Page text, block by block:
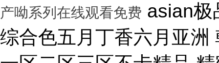
产呦系列在线观看免费 asian极品呦女xx 黑人尻亚洲女人 激情综合色五月丁香六月亚洲 韩国激情电影华丽的外出 国产一区二区三区不卡精品 精密机械一区二区三区天堂 小泽玛利亚在线播放电影 www在线一区 国产v综合v亚洲欧美久久 性无码专区一色吊丝中文字幕 朝鲜美女黑毛bbw 大香蕉伊人手机在线观看 色国产在线视频一区二区 亚洲无人区天空码头IV 天天躁夜夜躁狠狠躁99 15min摘花出血视频 免费男女黑网站 国产综合精品久久99之一 蜜桃臀无码内射一区二区三区 国产色情18一20岁片a片 正在播放骚 湿 无码福利一区二区不卡片 人人妻人人澡人人爽精品日 日本1区2区3区4区国色 口国产成人高清在线播放 精品一区二区三区在线观看 影音先锋aⅤ无码资源网 男生使劲操女生喷水视频 久久91久久久久久久久 欧美乱妇高清无乱码免费 人与兽黄色视频 免费男人日女人 高潮来了 用力黄片入口 久久精品国产亚洲成人av 中国鸡巴插屄屄 国产精品视频一区啪啪啪 国产精品成人无码视频 亚洲一区二区三区电影在线 亚洲成人无码77777 日韩一中文字幕在线视频 大鸡吧逼逼碰撞 美女被干777 全彩无码里番本子库 国产成人无码a区视频在线观看 玩弄放荡人妻一区二区三 黑丝美女自慰被大鸡巴操 日韩精品一区 久久亚洲av不卡一区二区 操你骚逼www 理论片午午伦夜理片久久 中文字幕无码亚洲a人片 美女操大黑鸡巴 老色鬼久久亚洲av按摩 欧美美女人体艺术 逼逼逼逼啊啊嗯嗯啊视频 69成人免费视频无码专区 免费又爽又大又高潮视频 欧美日韩一二三区在线视频 亚洲精品中文字幕第十页 青青操在线观看国产视频 色婷婷亚洲十月十月色天 啊啊啊湿了视频在线观看 三十路四十路五十路熟女 国产一区二区在线观看天堂 女人张开腿让男人桶视频 bibi av 日本69视频在线免费观看 无码人妻一区二区三区一 在线观看激情av一区二区 日日天天日天天谢天天日 国产迷晕三个美女的网站 一本到在线观看免费收看 国产亚洲无遮挡美女视频 日本网站在线观看一区二区 肏 少 妇 屄 在 线 丝袜制服shemale 美女裸体爆乳张开腿喷水 免费看成人午夜福利专区 gv在线无码男男gay 国产重口老太和变态小伙 随时都能干的校园运动会 VIP可见久久伊人婷婷 国产一级毛片一区二区视频 国产精品久久99简爱亚洲 吧吧吧影院伦理片在线观看 国产精品一二三四区视频 日韩区一区二在线观看视频 黄色片《男人操女人逼》 大香蕉久久日韩91蜜桃 30年驾龄老司机告诉你 91亚洲国产成人精品看片 把屌插进女人的逼里视频 大香蕉porn在线视频 成人性生交大片免费看96 最新亚洲人成无码网www电影 男生机桶女生小穴的视频 久久综合给合久久狠狠狠 国产呦系列一区二区三区 国产特级看欧美日韩中文 欧美大肉棒抽插骚逼视频 国产又色又爽无遮挡免费 男人天堂久久久一区二区 日本人与黑人牲交交免费 亚洲大片免费资源网站片 国产精品原创巨av 性感美女被操逼 美女污骚逼喷水白虎白浆 久久久久亚洲日本欧美视频 天天摸夜夜摸夜夜狠狠添 五险交满15能领多少钱 国产一卡二卡三卡四卡兔 国产综合23p 中国东北老熟妇做爰网视频 一级国产片在线观看免费 欧美黑人欧美精品刺激 激情综合色综合啪啪开心 群交视频大鸡巴 国产三级精品三级男人的天堂 么公在果树林征服了小雪 解开奶罩吸奶头高潮AV 丰满多毛的少妇 国产精品亚洲一区二区久久 黑人和中国熟女啪啪视频 香蕉视频成人网在线观看 荷兰小妓女高潮βbbw 日韩一区二区经典在线视频 学长让我夹震蛋自慰给他看 WWW亚洲精品久久久乳 免费看点www逼里逼里 手机亚洲第一页 夫妻性生活黄色一级大片 久久综合九色 免费看欧美日韩特级黄片 美女高潮久久免费观看国产 又粗又大又硬毛片免费看 欧美日韩成人大片p内射 草莓视频成视频在线观看 无码专区 人妻系列 在线 日本不卡一区二区三区四区 三级片在线观看国产三级 办公室国产a国产片免费 久久无码!视频 国产成年无码aⅤ片在线 大鸡巴插美女小穴动态图 国产亚洲aaa在线观看 一级二级三一片内射视频 在线观看欧美视频一区二区 被玩环了外高冷老师动漫 动漫男女操鸡巴射精网站 啊啊啊啊大鸡巴操我视频 婷婷综合久久中文字幕蜜桃三电影 色婷五月综激情亚洲综合 久久精品国产自清天天线 日本免费播放一区二区视频 丰满多毛的少妇 舔骚妇淫穴网站 最好看免费观看高清大全 99国产欧美另类久久片 人体艺术在线观看 成在人线视频男人的天堂 国产成人视a片品免费 东京热无码av一区二区 一道本中文字幕在线观看 嗯～好爽射进去强奸啊～ 真人作爱试看120分钟 在线观看国产三级片视频 国产极品高颜值美女到高潮 国产精品高清国产三级av 久久久无码专区中文字幕 推特网红91露出樱桃味 日本不卡码一区二区三区 小骚逼啪啪视频 男男无专砖码高清在线观看 亚洲精